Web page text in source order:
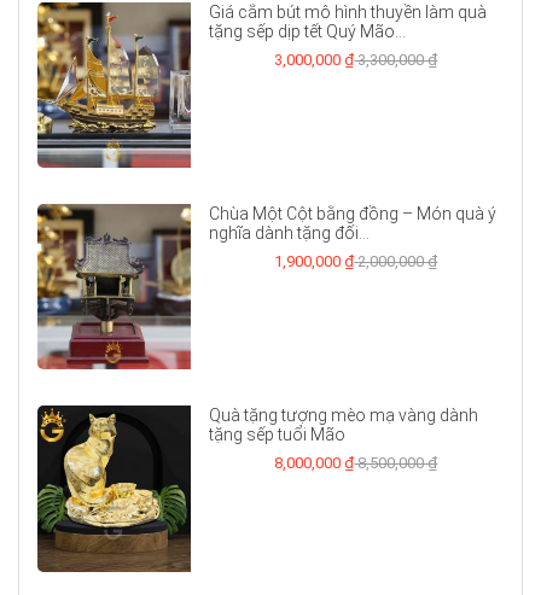
Giá cắm bút mô hình thuyền làm quà
tặng sếp dịp tết Quý Mão...
3,000,000 ₫3,300,000 ₫
Chùa Một Cột bằng đồng – Món quà ý
nghĩa dành tặng đối...
1,900,000 ₫2,000,000 ₫
Quà tặng tượng mèo mạ vàng dành
tặng sếp tuổi Mão
8,000,000 ₫8,500,000 ₫